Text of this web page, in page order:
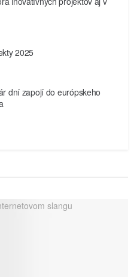
2025
dní zapojí do európskeho